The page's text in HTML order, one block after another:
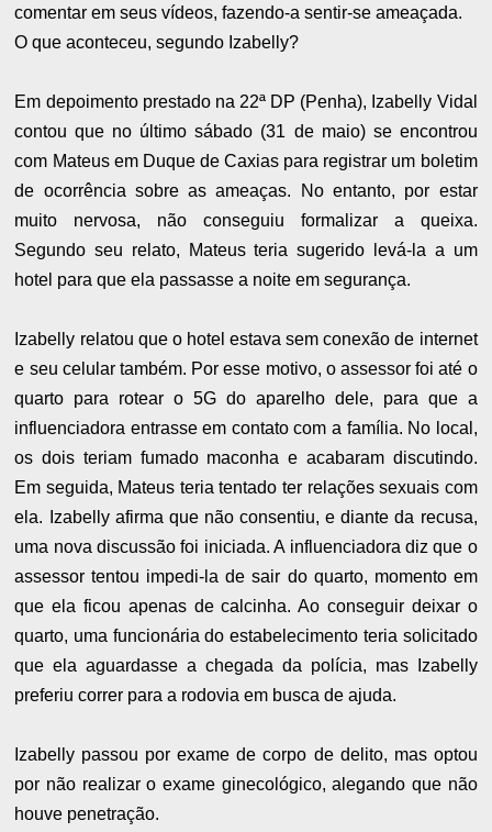
comentar em seus vídeos, fazendo-a sentir-se ameaçada.
O que aconteceu, segundo Izabelly?
Em depoimento prestado na 22ª DP (Penha), Izabelly Vidal
contou que no último sábado (31 de maio) se encontrou
com Mateus em Duque de Caxias para registrar um boletim
de ocorrência sobre as ameaças. No entanto, por estar
muito nervosa, não conseguiu formalizar a queixa.
Segundo seu relato, Mateus teria sugerido levá-la a um
hotel para que ela passasse a noite em segurança.
Izabelly relatou que o hotel estava sem conexão de internet
e seu celular também. Por esse motivo, o assessor foi até o
quarto para rotear o 5G do aparelho dele, para que a
influenciadora entrasse em contato com a família. No local,
os dois teriam fumado maconha e acabaram discutindo.
Em seguida, Mateus teria tentado ter relações sexuais com
ela. Izabelly afirma que não consentiu, e diante da recusa,
uma nova discussão foi iniciada. A influenciadora diz que o
assessor tentou impedi-la de sair do quarto, momento em
que ela ficou apenas de calcinha. Ao conseguir deixar o
quarto, uma funcionária do estabelecimento teria solicitado
que ela aguardasse a chegada da polícia, mas Izabelly
preferiu correr para a rodovia em busca de ajuda.
Izabelly passou por exame de corpo de delito, mas optou
por não realizar o exame ginecológico, alegando que não
houve penetração.